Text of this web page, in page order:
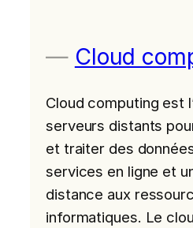
Cloud
Cloud computing est
serveurs distants
et traiter des
services en ligne et
distance aux
informatiques. Le